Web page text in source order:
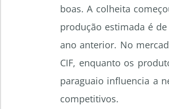
boas. A colheita
produção estimada é
ano anterior. No
CIF, enquanto os
paraguaio influencia a
competitivos.